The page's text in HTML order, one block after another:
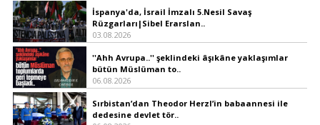
İspanya'da, İsrail İmzalı 5.Nesil Savaş
Rüzgarları|Sibel Erarslan..
03.08.2026
''Ahh Avrupa..'' şeklindeki âşıkâne yaklaşımlar
bütün Müslüman to..
06.08.2026
Sırbistan’dan Theodor Herzl’in babaannesi ile
dedesine devlet tör..